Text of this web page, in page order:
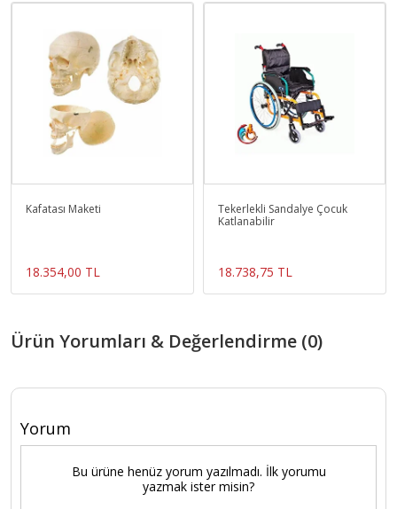
Kafatası Maketi
18.354,00 TL
Tekerlekli Sandalye Çocuk
Katlanabilir
18.738,75 TL
Ürün Yorumları & Değerlendirme (0)
Yorum
Bu ürüne henüz yorum yazılmadı. İlk yorumu
yazmak ister misin?